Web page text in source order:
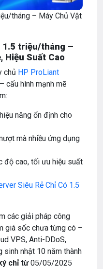
tháng – Máy Chủ Vật
1.5 triệu/tháng –
Hiệu Suất Cao
chủ HP ProLiant
– cấu hình mạnh mẽ
năng ổn định cho
mà nhiều ứng dụng
độ cao, tối ưu hiệu suất
Siêu Rẻ Chỉ Có 1.5
các giải pháp công
giá sốc chưa từng có –
VPS, Anti-DDoS,
sinh nhật 10 năm thành
chỉ từ05/05/2025